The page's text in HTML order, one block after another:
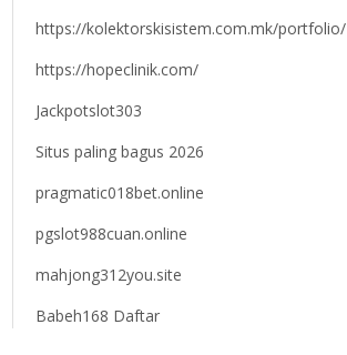
https://kolektorskisistem.com.mk/portfolio/
https://hopeclinik.com/
Jackpotslot303
Situs paling bagus 2026
pragmatic018bet.online
pgslot988cuan.online
mahjong312you.site
Babeh168 Daftar